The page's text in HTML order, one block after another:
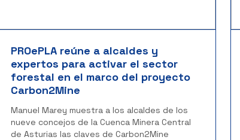
PROePLA reúne a alcaldes y
expertos para activar el sector
forestal en el marco del proyecto
Carbon2Mine
Manuel Marey muestra a los alcaldes de los
nueve concejos de la Cuenca Minera Central
de Asturias las claves de Carbon2Mine